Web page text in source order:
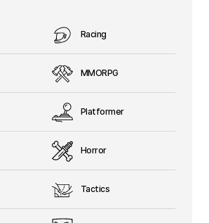
Racing
MMORPG
Platformer
Horror
Tactics